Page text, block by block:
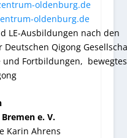
oldenburg.de
oldenburg.de
LE-Ausbildungen nach den
Deutschen Qigong
und Fortbildungen, bewegtes
e. V.
Karin Ahrens